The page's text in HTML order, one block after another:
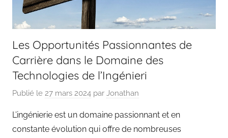
Les Opportunités Passionnantes de
Carrière dans le Domaine des
Technologies de l’Ingénieri
Publié le 27 mars 2024 par Jonathan
L’ingénierie est un domaine passionnant et en
constante évolution qui offre de nombreuses